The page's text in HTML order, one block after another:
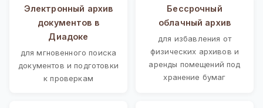
Электронный архив
документов в
Диадоке
для мгновенного поиска
документов и подготовки
к проверкам
Бессрочный
облачный архив
для избавления от
физических архивов и
аренды помещений под
хранение бумаг